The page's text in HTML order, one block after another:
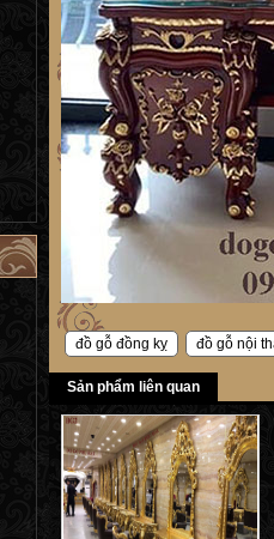
đồ gỗ đồng kỵ đồ gỗ nội
Sản phẩm liên quan